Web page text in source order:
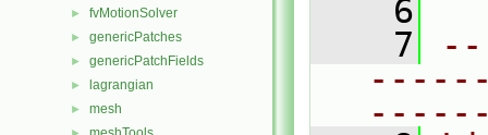
► fvMotionSolver
► genericPatches
► genericPatchFields
► lagrangian
► mesh
    6
    7